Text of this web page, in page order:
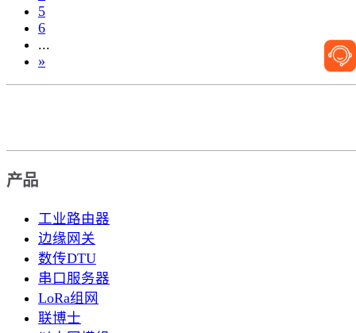
5
6
...
»
产品
工业路由器
边缘网关
数传DTU
串口服务器
LoRa组网
联博士